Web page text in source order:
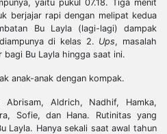
yaitu pukul 07.18. Tiga menit
berjajar rapi dengan melipat kedua
Bu Layla (lagi-lagi) dampak
di kelas 2. Ups, masalah
bagi Bu Layla hingga saat ini.
anak-anak dengan kompak.
Abrisam, Aldrich, Nadhif, Hamka,
Sofie, dan Hana. Rutinitas yang
Layla. Hanya sekali saat awal tahun